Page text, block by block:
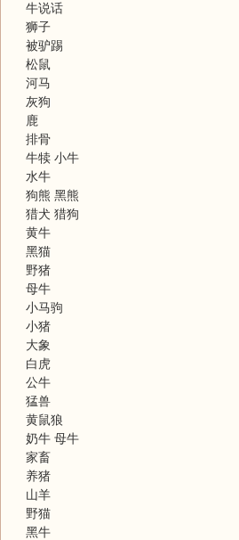
牛说话
狮子
被驴踢
松鼠
河马
灰狗
鹿
​排骨
牛犊 小牛
水牛
狗熊 黑熊
猎犬 猎狗
黄牛
黑猫
野猪
母牛
小马驹
小猪
大象
白虎
公牛
猛兽
黄鼠狼
奶牛 母牛
家畜
养猪
山羊
野猫
黑牛